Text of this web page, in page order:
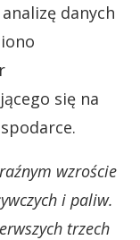
danych
się na
wzroście
i paliw.
trzech